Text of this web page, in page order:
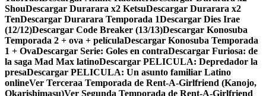
ShouDescargar Durarara x2 KetsuDescargar Durarara x2
TenDescargar Durarara Temporada 1Descargar Dies Irae
(12/12)Descargar Code Breaker (13/13)Descargar Konosuba
Temporada 2 + ova + películaDescargar Konosuba Temporada
1 + OvaDescargar Serie: Goles en contraDescargar Furiosa: de
la saga Mad Max latinoDescargar PELICULA: Depredador la
presaDescargar PELICULA: Un asunto familiar Latino
onlineVer Terceraa Temporada de Rent-A-Girlfriend (Kanojo,
Okarishimasu)Ver Segunda Temporada de Rent-A-Girlfriend